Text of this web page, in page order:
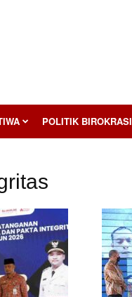
POLITIK BIROKRASI